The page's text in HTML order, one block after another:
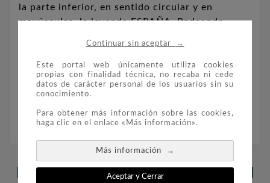
Continuar sin aceptar →
Este portal web únicamente utiliza cookies
propias con finalidad técnica, no recaba ni cede
datos de carácter personal de los usuarios sin su
conocimiento.
Para obtener más información sobre las cookies,
haga clic en el enlace «Más información».
Más información →
Aceptar y Cerrar
la parte inferior, en sentido circular y en
mayúsculas, la leyenda ESPAÑA. Rodeando
estrellas de la Unión Europea.
LOS CLIENTES QUE ADQUIRIERON